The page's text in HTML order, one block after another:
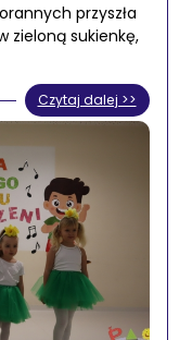
przyszła
zieloną sukienkę,
Czytaj dalej >>